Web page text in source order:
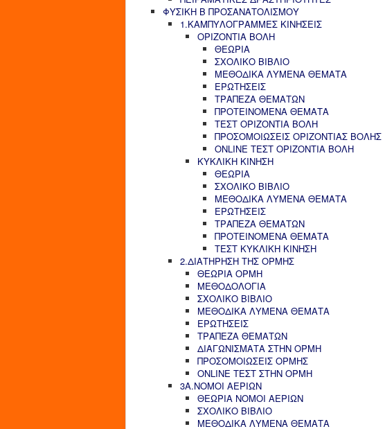
ΦΥΣΙΚΗ Β ΠΡΟΣΑΝΑΤΟΛΙΣΜΟΥ
1.ΚΑΜΠΥΛΟΓΡΑΜΜΕΣ ΚΙΝΗΣΕΙΣ
ΟΡΙΖΟΝΤΙΑ ΒΟΛΗ
ΘΕΩΡΙΑ
ΣΧΟΛΙΚΟ ΒΙΒΛΙΟ
ΜΕΘΟΔΙΚΑ ΛΥΜΕΝΑ ΘΕΜΑΤΑ
ΕΡΩΤΗΣΕΙΣ
ΤΡΑΠΕΖΑ ΘΕΜΑΤΩΝ
ΠΡΟΤΕΙΝΟΜΕΝΑ ΘΕΜΑΤΑ
ΤΕΣΤ ΟΡΙΖΟΝΤΙΑ ΒΟΛΗ
ΠΡΟΣΟΜΟΙΩΣΕΙΣ ΟΡΙΖΟΝΤΙΑΣ ΒΟΛΗΣ
ONLINE ΤΕΣΤ ΟΡΙΖΟΝΤΙΑ ΒΟΛΗ
ΚΥΚΛΙΚΗ ΚΙΝΗΣΗ
ΘΕΩΡΙΑ
ΣΧΟΛΙΚΟ ΒΙΒΛΙΟ
ΜΕΘΟΔΙΚΑ ΛΥΜΕΝΑ ΘΕΜΑΤΑ
ΕΡΩΤΗΣΕΙΣ
ΤΡΑΠΕΖΑ ΘΕΜΑΤΩΝ
ΠΡΟΤΕΙΝΟΜΕΝΑ ΘΕΜΑΤΑ
ΤΕΣΤ ΚΥΚΛΙΚΗ ΚΙΝΗΣΗ
2.ΔΙΑΤΗΡΗΣΗ ΤΗΣ ΟΡΜΗΣ
ΘΕΩΡΙΑ ΟΡΜΗ
ΜΕΘΟΔΟΛΟΓΙΑ
ΣΧΟΛΙΚΟ ΒΙΒΛΙΟ
ΜΕΘΟΔΙΚΑ ΛΥΜΕΝΑ ΘΕΜΑΤΑ
ΕΡΩΤΗΣΕΙΣ
ΤΡΑΠΕΖΑ ΘΕΜΑΤΩΝ
ΔΙΑΓΩΝΙΣΜΑΤΑ ΣΤΗΝ ΟΡΜΗ
ΠΡΟΣΟΜΟΙΩΣΕΙΣ ΟΡΜΗΣ
ONLINE ΤΕΣΤ ΣΤΗΝ ΟΡΜΗ
3Α.ΝΟΜΟΙ ΑΕΡΙΩΝ
ΘΕΩΡΙΑ ΝΟΜΟΙ ΑΕΡΙΩΝ
ΣΧΟΛΙΚΟ ΒΙΒΛΙΟ
ΜΕΘΟΔΙΚΑ ΛΥΜΕΝΑ ΘΕΜΑΤΑ